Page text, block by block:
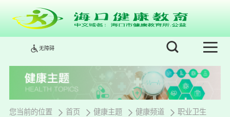
无障碍
您当前的位置 首页 健康主题 健康频道 职业卫生